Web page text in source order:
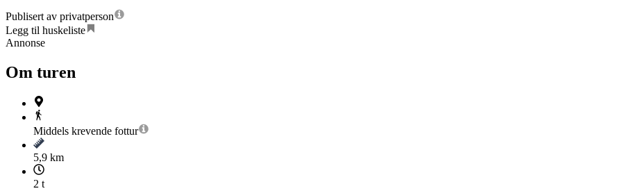
Publisert av privatperson
Legg til huskeliste
Annonse
Om turen
Middels krevende fottur
5,9 km
2 t